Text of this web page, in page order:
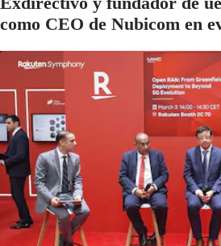
como CEO de Nubicom en